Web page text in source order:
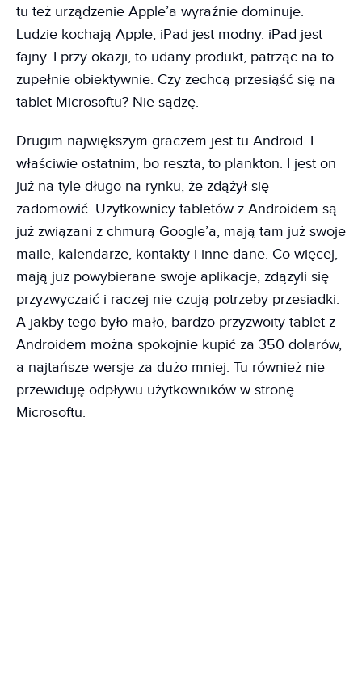
tu też urządzenie Apple’a wyraźnie dominuje.
Ludzie kochają Apple, iPad jest modny. iPad jest
fajny. I przy okazji, to udany produkt, patrząc na to
zupełnie obiektywnie. Czy zechcą przesiąść się na
tablet Microsoftu? Nie sądzę.
Drugim największym graczem jest tu Android. I
właściwie ostatnim, bo reszta, to plankton. I jest on
już na tyle długo na rynku, że zdążył się
zadomowić. Użytkownicy tabletów z Androidem są
już związani z chmurą Google’a, mają tam już swoje
maile, kalendarze, kontakty i inne dane. Co więcej,
mają już powybierane swoje aplikacje, zdążyli się
przyzwyczaić i raczej nie czują potrzeby przesiadki.
A jakby tego było mało, bardzo przyzwoity tablet z
Androidem można spokojnie kupić za 350 dolarów,
a najtańsze wersje za dużo mniej. Tu również nie
przewiduję odpływu użytkowników w stronę
Microsoftu.